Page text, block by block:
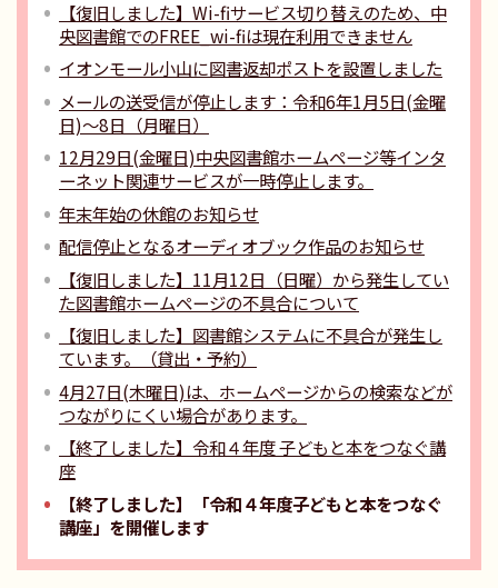
【復旧しました】Wi-fiサービス切り替えのため、中
央図書館でのFREE_wi-fiは現在利用できません
イオンモール小山に図書返却ポストを設置しました
メールの送受信が停止します：令和6年1月5日(金曜
日)～8日（月曜日）
12月29日(金曜日)中央図書館ホームページ等インタ
ーネット関連サービスが一時停止します。
年末年始の休館のお知らせ
配信停止となるオーディオブック作品のお知らせ
【復旧しました】11月12日（日曜）から発生してい
た図書館ホームページの不具合について
【復旧しました】図書館システムに不具合が発生し
ています。（貸出・予約）
4月27日(木曜日)は、ホームページからの検索などが
つながりにくい場合があります。
【終了しました】令和４年度 子どもと本をつなぐ講
座
【終了しました】「令和４年度子どもと本をつなぐ
講座」を開催します